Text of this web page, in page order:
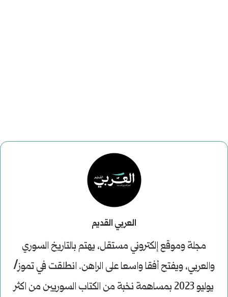
العربي القديم
مجلة وموقع إلكتروني مستقل، يهتم بالتاريخ السوري
والعربي، ويفتح أفقا واسعا على الراهن. انطلقت في تموز/
يوليو 2023 بمساهمة نخبة من الكتاب السوريين من اكثر